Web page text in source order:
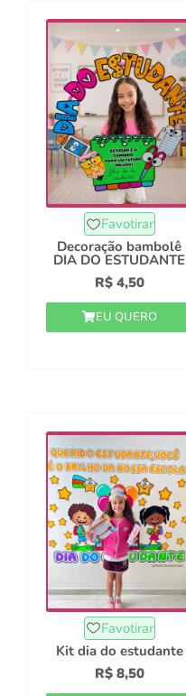
Favotirar
Decoração bambolê
DIA DO ESTUDANTE
R$4,50
EU QUERO
Favotirar
Kit dia do estudante
R$8,50